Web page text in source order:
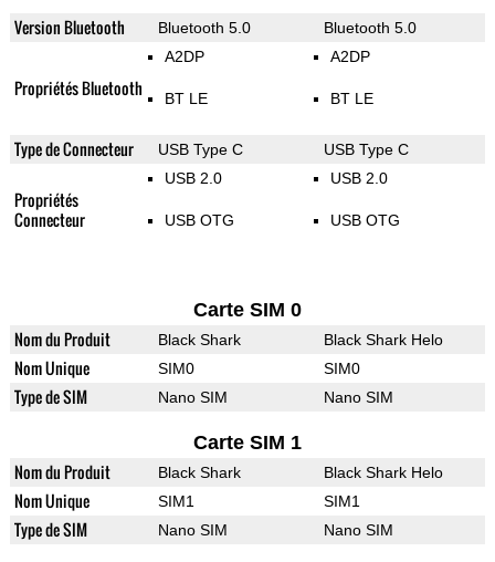
Version Bluetooth Bluetooth 5.0 Bluetooth 5.0
Propriétés Bluetooth
A2DP
BT LE
A2DP
BT LE
Type de Connecteur USB Type C USB Type C
Propriétés
Connecteur
USB 2.0
USB OTG
USB 2.0
USB OTG
Carte SIM 0
Nom du Produit Black Shark Black Shark Helo
Nom Unique SIM0 SIM0
Type de SIM Nano SIM Nano SIM
Carte SIM 1
Nom du Produit Black Shark Black Shark Helo
Nom Unique SIM1 SIM1
Type de SIM Nano SIM Nano SIM